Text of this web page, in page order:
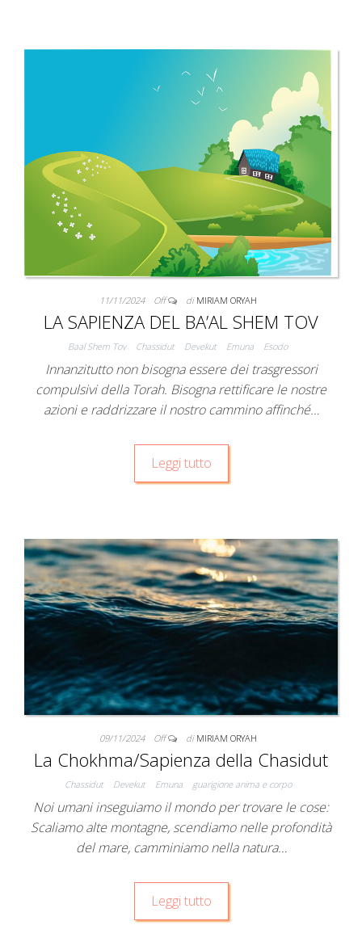
11/11/2024 Off di MIRIAM ORYAH
LA SAPIENZA DEL BA’AL SHEM TOV
Baal Shem Tov Chassidut Devekut Emuna Esodo
Innanzitutto non bisogna essere dei trasgressori
compulsivi della Torah. Bisogna rettificare le nostre
azioni e raddrizzare il nostro cammino affinché…
Leggi tutto
09/11/2024 Off di MIRIAM ORYAH
La Chokhma/Sapienza della Chasidut
Chassidut Devekut Emuna guarigione anima e corpo
Noi umani inseguiamo il mondo per trovare le cose:
Scaliamo alte montagne, scendiamo nelle profondità
del mare, camminiamo nella natura…
Leggi tutto